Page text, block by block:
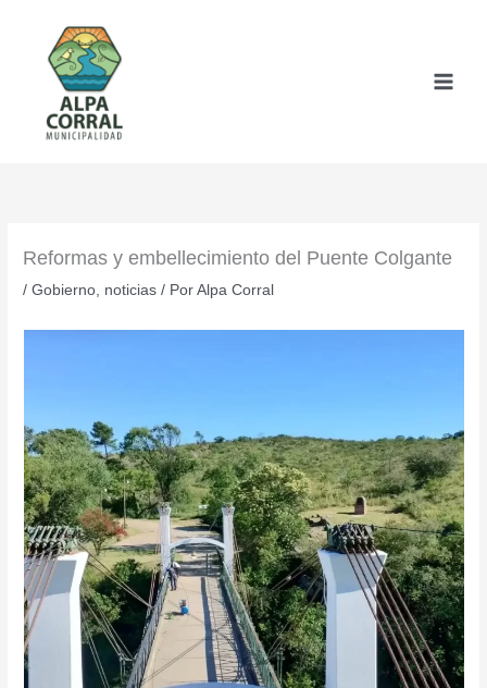
contenido
Reformas y embellecimiento del Puente Colgante
/Gobierno noticias / PorAlpa Corral